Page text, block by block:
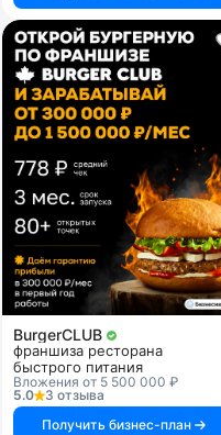
BurgerCLUB
франшиза ресторана
быстрого питания
Вложения от 5 500 000 ₽
5.0
3 отзыва
Получить бизнес-план